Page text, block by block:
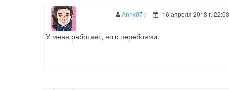
Anny07 / 16 апреля 2018 г. 22:08
У меня работает, но с перебоями